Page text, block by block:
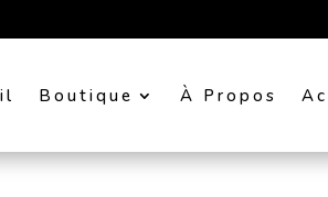
Boutique À Propos